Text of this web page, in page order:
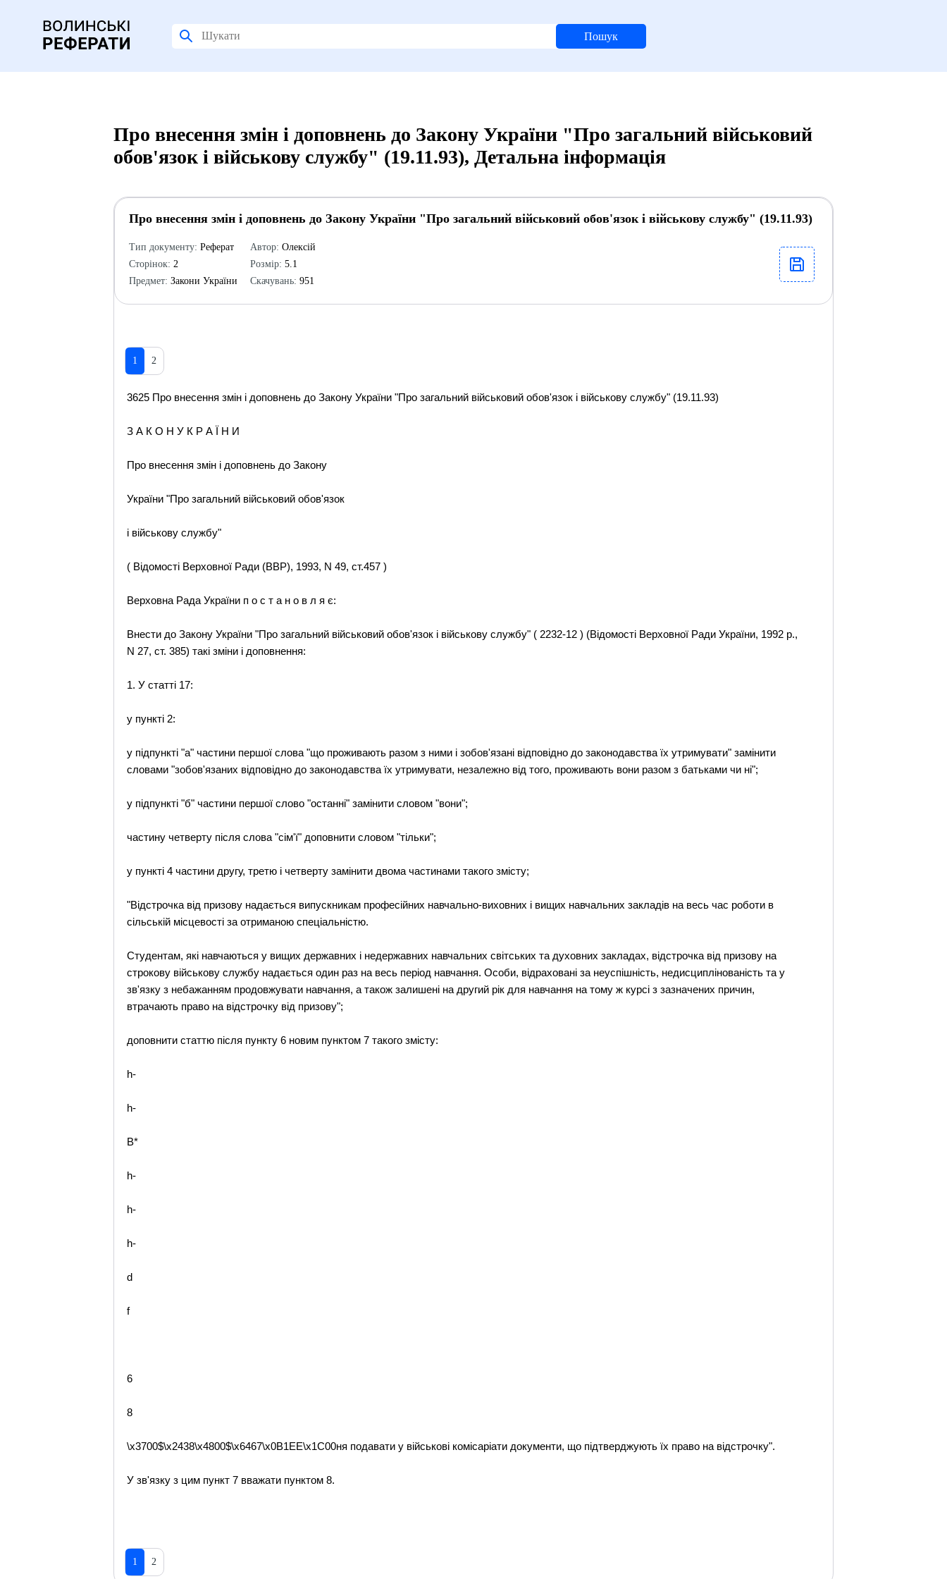
Пошук
Про внесення змін і доповнень до Закону України "Про загальний військовий
обов'язок і військову службу" (19.11.93), Детальна інформація
Про внесення змін і доповнень до Закону України "Про загальний військовий обов'язок і військову службу" (19.11.93)
Тип документу: Реферат
Сторінок: 2
Предмет: Закони України
Автор: Олексій
Розмір: 5.1
Скачувань: 951
1 2
3625 Про внесення змін і доповнень до Закону України "Про загальний військовий обов'язок і військову службу" (19.11.93)
З А К О Н У К Р А Ї Н И
Про внесення змін і доповнень до Закону
України "Про загальний військовий обов'язок
і військову службу"
( Відомості Верховної Ради (ВВР), 1993, N 49, ст.457 )
Верховна Рада України п о с т а н о в л я є:
Внести до Закону України "Про загальний військовий обов'язок і військову службу" ( 2232-12 ) (Відомості Верховної Ради України, 1992 р.,
N 27, ст. 385) такі зміни і доповнення:
1. У статті 17:
у пункті 2:
у підпункті "а" частини першої слова "що проживають разом з ними і зобов'язані відповідно до законодавства їх утримувати" замінити
словами "зобов'язаних відповідно до законодавства їх утримувати, незалежно від того, проживають вони разом з батьками чи ні";
у підпункті "б" частини першої слово "останні" замінити словом "вони";
частину четверту після слова "сім'ї" доповнити словом "тільки";
у пункті 4 частини другу, третю і четверту замінити двома частинами такого змісту;
"Відстрочка від призову надається випускникам професійних навчально-виховних і вищих навчальних закладів на весь час роботи в
сільській місцевості за отриманою спеціальністю.
Студентам, які навчаються у вищих державних і недержавних навчальних світських та духовних закладах, відстрочка від призову на
строкову військову службу надається один раз на весь період навчання. Особи, відраховані за неуспішність, недисциплінованість та у
зв'язку з небажанням продовжувати навчання, а також залишені на другий рік для навчання на тому ж курсі з зазначених причин,
втрачають право на відстрочку від призову";
доповнити статтю після пункту 6 новим пунктом 7 такого змісту:
h-
h-
B*
h-
h-
h-
d
f
6
8
\x3700$\x2438\x4800$\x6467\x0B1EE\x1C00ня подавати у військові комісаріати документи, що підтверджують їх право на відстрочку".
У зв'язку з цим пункт 7 вважати пунктом 8.
1 2